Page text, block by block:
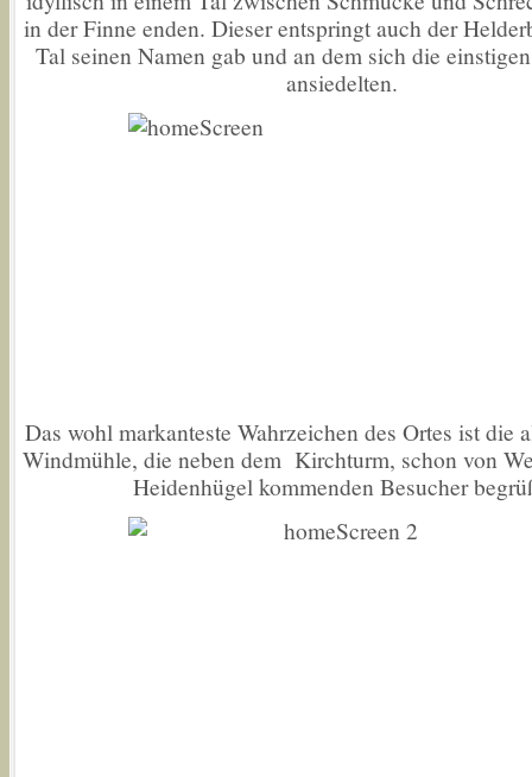
in der Finne enden. Dieser entspringt auch der
Tal seinen Namen gab und an dem sich die
ansiedelten.
Das wohl markanteste Wahrzeichen des Ortes ist die
Windmühle, die neben dem Kirchturm, schon von
Heidenhügel kommenden Besucher